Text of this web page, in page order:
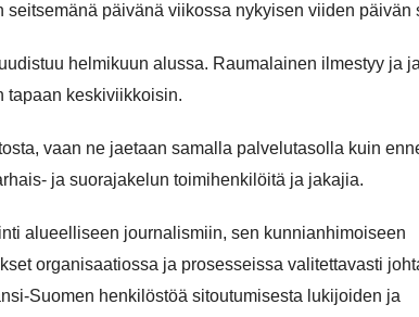
päivänä viikossa nykyisen viiden päivän
helmikuun alussa. Raumalainen ilmestyy ja
tapaan keskiviikkoisin.
vaan ne jaetaan samalla palvelutasolla kuin
ja suorajakelun toimihenkilöitä ja jakajia.
alueelliseen journalismiin, sen kunnianhimoiseen
organisaatiossa ja prosesseissa valitettavasti
Suomen henkilöstöä sitoutumisesta lukijoiden ja